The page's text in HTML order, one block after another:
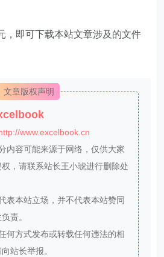
，即可下载本站文章涉及的文件
文章版权声明
www.excelbook.cn
内容可能来源于网络，仅供大家
，请联系站长王小琥进行删除处
表本站立场，并不代表本站赞同
责。
何方式发布或转载任何违法的相
站长举报。